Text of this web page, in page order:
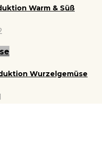
Warm & Süß
Wurzelgemüse